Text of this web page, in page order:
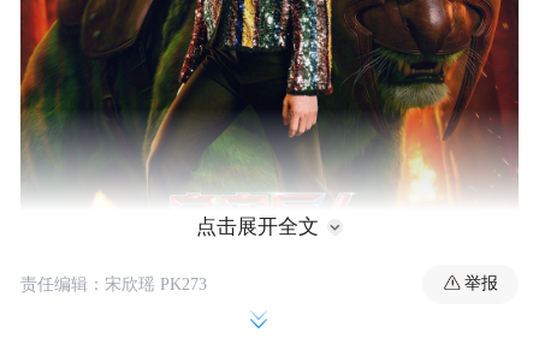
点击展开全文
责任编辑：宋欣瑶 PK273 举报